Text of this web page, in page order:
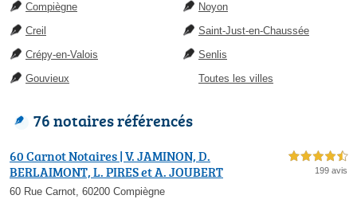
Compiègne
Creil
Crépy-en-Valois
Gouvieux
Noyon
Saint-Just-en-Chaussée
Senlis
Toutes les villes
76 notaires référencés
60 Carnot Notaires | V. JAMINON, D.
BERLAIMONT, L. PIRES et A. JOUBERT
60 Rue Carnot, 60200 Compiègne
4,5 étoiles sur 5
199 avis